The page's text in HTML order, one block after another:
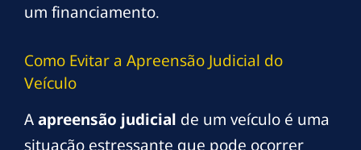
um financiamento.
Como Evitar a Apreensão Judicial do
Veículo
Aapreensão judicial de um veículo é uma
situação estressante que pode ocorrer